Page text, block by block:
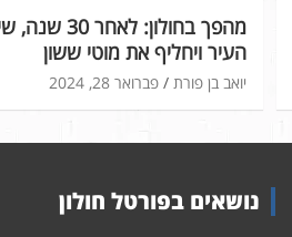
מהפך
העיר ויחליף את מוטי ששון
פברואר 28, 2024 יואב בן פורת
נושאים בפורטל חולון